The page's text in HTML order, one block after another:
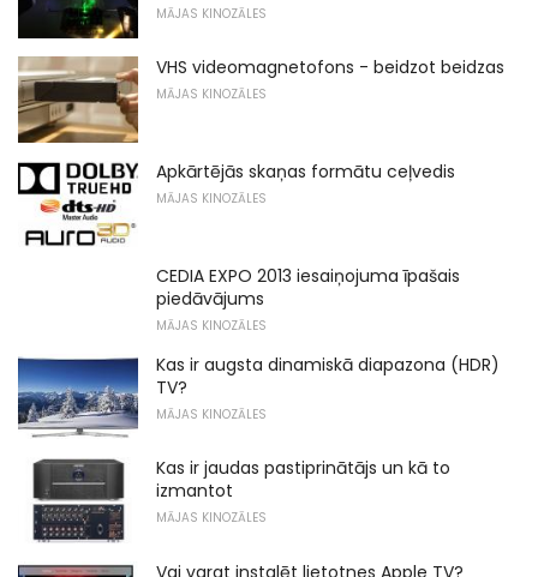
MĀJAS KINOZĀLES
VHS videomagnetofons - beidzot beidzas
MĀJAS KINOZĀLES
Apkārtējās skaņas formātu ceļvedis
MĀJAS KINOZĀLES
CEDIA EXPO 2013 iesaiņojuma īpašais
piedāvājums
MĀJAS KINOZĀLES
Kas ir augsta dinamiskā diapazona (HDR)
TV?
MĀJAS KINOZĀLES
Kas ir jaudas pastiprinātājs un kā to
izmantot
MĀJAS KINOZĀLES
Vai varat instalēt lietotnes Apple TV?